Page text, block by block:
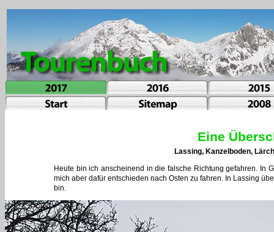
Eine
Lassing, Kanzelboden,
Heute bin ich anscheinend in die falsche Richtung gefahren. In
mich aber dafür entschieden nach Osten zu fahren. In Lassing
bin.